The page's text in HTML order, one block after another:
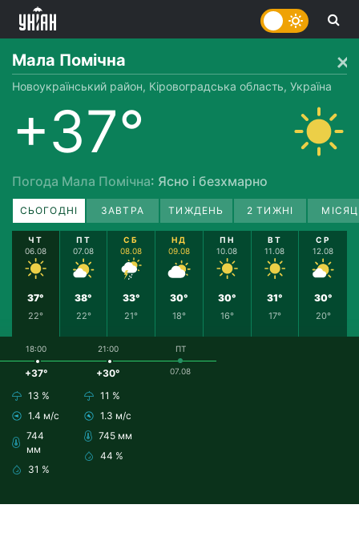
Мала Помічна
Новоукраїнський район, Кіровоградська область, Україна
+37°
Погода Мала Помічна: Ясно і безхмарно
СЬОГОДНІ ЗАВТРА ТИЖДЕНЬ 2 ТИЖНІ
ЧТ
06.08
37°
22°
ПТ
07.08
38°
22°
СБ
08.08
33°
21°
НД
09.08
30°
18°
ПН
10.08
30°
16°
ВТ
11.08
31°
17°
СР
12.08
30°
20°
18:00
+37°
13 %
1.4 м/с
744
мм
31 %
21:00
+30°
11 %
1.3 м/с
745 мм
44 %
ПТ
07.08